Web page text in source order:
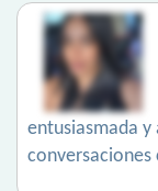
entusiasmada y